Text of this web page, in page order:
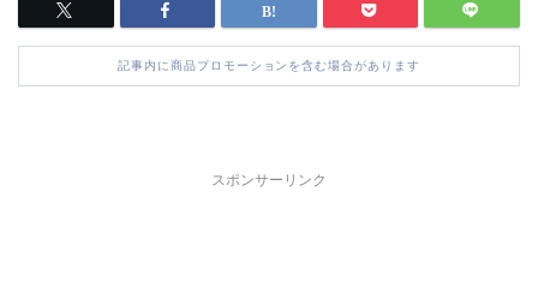
記事内に商品プロモーションを含む場合があります
スポンサーリンク